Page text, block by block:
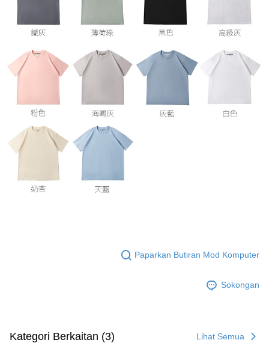
Paparkan Butiran Mod Komputer
Sokongan
Kategori Berkaitan (3) Lihat Semua